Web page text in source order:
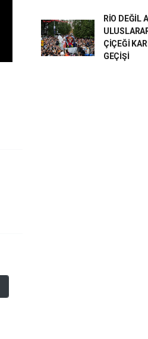
RİO DEĞİL
ÇİÇEĞİ
GEÇİŞİ